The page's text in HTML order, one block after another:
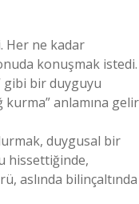
Her ne kadar
konuşmak istedi.
gibi bir duyguyu
kurma” anlamına
duygusal bir
hissettiğinde,
aslında bilinçaltında